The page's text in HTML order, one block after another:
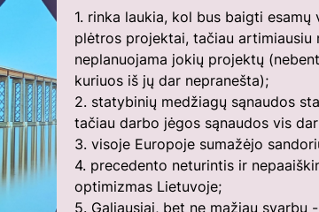
1. rinka laukia, kol bus baigti esamų
plėtros projektai, tačiau artimiausiu
neplanuojama jokių projektų
kuriuos iš jų dar nepranešta);
2. statybinių medžiagų sąnaudos
tačiau darbo jėgos sąnaudos vis
3. visoje Europoje sumažėjo
4. precedento neturintis ir
optimizmas Lietuvoje;
5. Galiausiai, bet ne mažiau svarbu